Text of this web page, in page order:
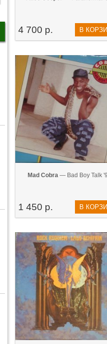
4 700 р. В
Mad Cobra— Bad Boy Talk
1 450 р. В